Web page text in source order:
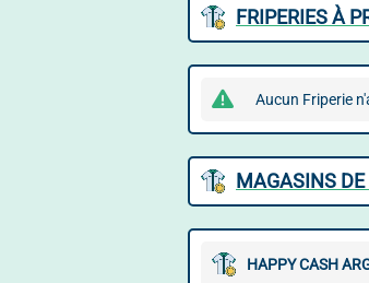
FRIPERIES À
Aucun Friperie
MAGASINS
HAPPY CASH